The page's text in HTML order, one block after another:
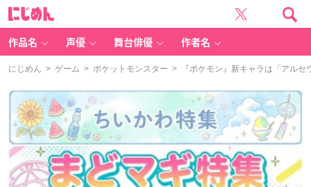
作品名 声優 舞台俳優 作者名
にじめん > ゲーム > ポケットモンスター > 『ポケモン』新キャラは「アルセ